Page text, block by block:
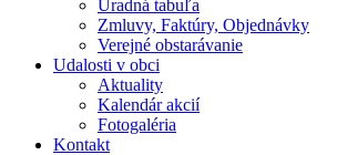
Úradná tabuľa
Zmluvy, Faktúry, Objednávky
Verejné obstarávanie
Udalosti v obci
Aktuality
Kalendár akcií
Fotogaléria
Kontakt